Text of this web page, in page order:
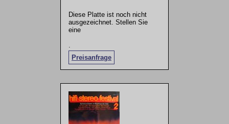
Diese Platte ist noch nicht
ausgezeichnet. Stellen Sie
eine
Preisanfrage
.